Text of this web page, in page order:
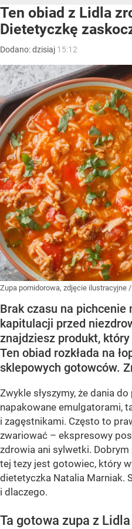
Ten obiad z Lidla
Dietetyczkę
Dodano:dzisiaj 15:12
Zupa pomidorowa, zdjęcie ilustracyjne
Brak czasu na pichcenie
kapitulacji przed
znajdziesz produkt,
Ten obiad rozkłada na
sklepowych gotowców.
Zwykle słyszymy, że dania
napakowane emulgatorami,
i zagęstnikami. Często to
zwariować – ekspresowy
zdrowia ani sylwetki.
tej tezy jest gotowiec, który
dietetyczka Natalia Marniak.
i dlaczego.
Ta gotowa zupa z